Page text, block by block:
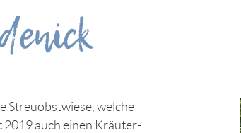
Streuobstwiese, welche
auch einen Kräuter-